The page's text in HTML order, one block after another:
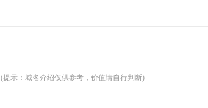
(提示：域名介绍仅供参考，价值请自行判断)